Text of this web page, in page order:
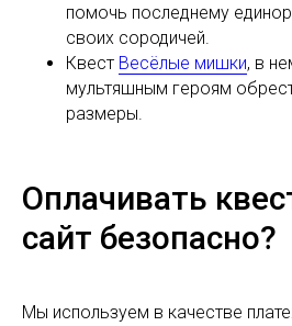
помочь последнему
своих сородичей.
Квест Весёлые мишки, в
мультяшным героям
размеры.
Оплачивать
сайт безопасно?
Мы используем в качестве